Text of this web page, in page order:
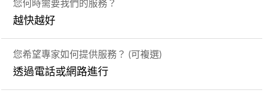
您何時需要我們的服務？
越快越好
您希望專家如何提供服務？ (可複選)
透過電話或網路進行